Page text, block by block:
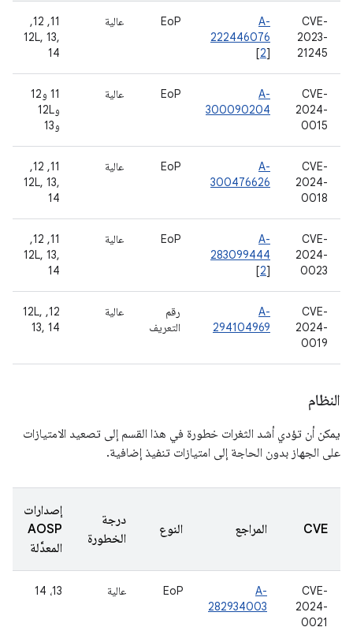
CVE-
2023-
21245
A-
222446076
[2]
EoP عالية
‫11, 12,
12L, 13,
14
CVE-
2024-
0015
A-
300090204
EoP عالية
11 و12
و12L
و13
CVE-
2024-
0018
A-
300476626
EoP عالية
‫11, 12,
12L, 13,
14
CVE-
2024-
0023
A-
283099444
[2]
EoP عالية
‫11, 12,
12L, 13,
14
CVE-
2024-
0019
A-
294104969
رقم
التعريف
عالية
‫12, 12L,
13, 14
النظام
يمكن أن تؤدي أشد الثغرات خطورة في هذا القسم إلى تصعيد الامتيازات
على الجهاز بدون الحاجة إلى امتيازات تنفيذ إضافية.
CVE المراجع النوع
درجة
الخطورة
إصدارات
AOSP
المعدَّلة
CVE-
2024-
0021
A-
282934003
EoP عالية 13، 14